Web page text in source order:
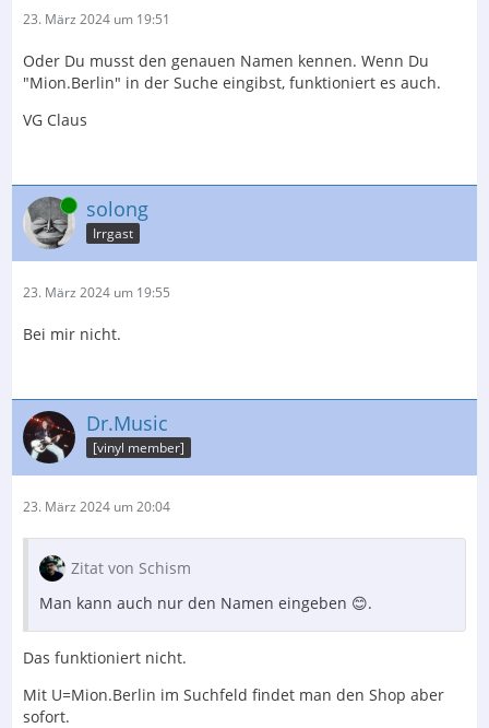
23. März 2024 um 19:51
Oder Du musst den genauen Namen kennen. Wenn Du
"Mion.Berlin" in der Suche eingibst, funktioniert es auch.
VG Claus
Online solong
Irrgast
23. März 2024 um 19:55
Bei mir nicht.
Dr.Music
[vinyl member]
23. März 2024 um 20:04
Zitat von Schism
Man kann auch nur den Namen eingeben 😊.
Das funktioniert nicht.
Mit U=Mion.Berlin im Suchfeld findet man den Shop aber
sofort.